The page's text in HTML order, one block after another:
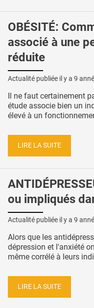
OBÉSITÉ:
associé à une
réduite
Actualité publiée il y a 9
Il ne faut certainement
étude associe bien un
élevé à un
LIRE LA SUITE
ou impliqués
Actualité publiée il y a 9
Alors que les
dépression et l'anxiété
même corrélé à leurs
LIRE LA SUITE